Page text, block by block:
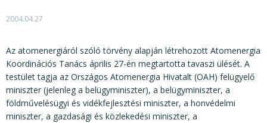
FELADATOK
JOGI SZABÁLYOZÁS, ÚTMUTATÓK
KIADVÁNYOK, JELENTÉSEK
NYOMTATVÁNYOK, SZOFTVEREK
2004.04.27
Az atomenergiáról szóló törvény alapján létrehozott Atomenergia
Koordinációs Tanács április 27-én megtartotta tavaszi ülését. A
testület tagja az Országos Atomenergia Hivatalt (OAH) felügyelő
miniszter (jelenleg a belügyminiszter), a belügyminiszter, a
földművelésügyi és vidékfejlesztési miniszter, a honvédelmi
miniszter, a gazdasági és közlekedési miniszter, a